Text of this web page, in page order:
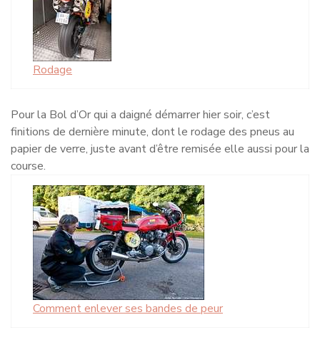
Rodage
Pour la Bol d’Or qui a daigné démarrer hier soir, c’est
finitions de dernière minute, dont le rodage des pneus au
papier de verre, juste avant d’être remisée elle aussi pour la
course.
Comment enlever ses bandes de peur